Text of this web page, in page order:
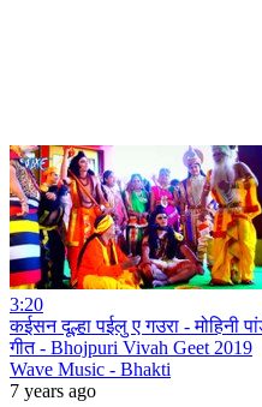
3:20
कईसन दूल्हा पईलु ए गउरा - मोहिनी
गीत - Bhojpuri Vivah Geet 2019
Wave Music - Bhakti
7 years ago